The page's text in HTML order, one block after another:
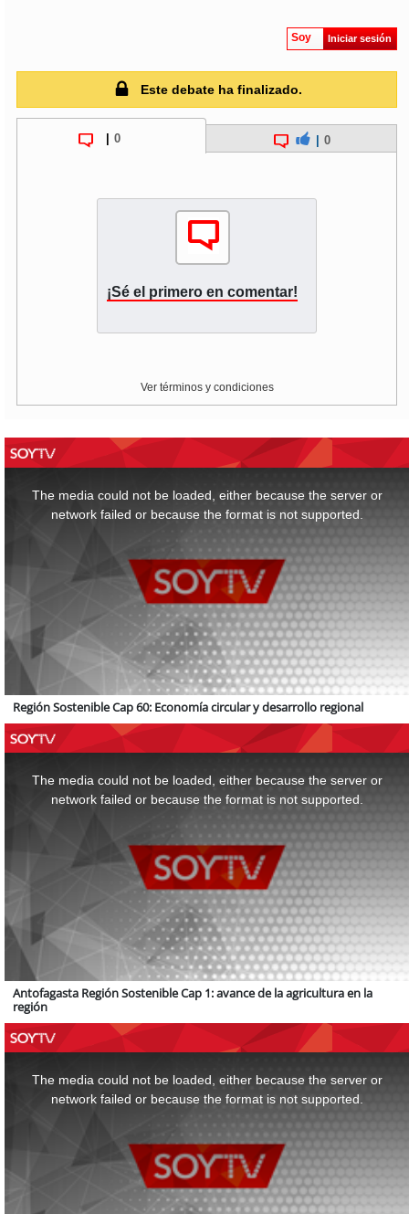
Soy Iniciar sesión
Este debate ha finalizado.
0 0
¡Sé el primero en comentar!
Ver términos y condiciones
The media could not be loaded, either because the server or
network failed or because the format is not supported.
Región Sostenible Cap 60: Economía circular y desarrollo regional
The media could not be loaded, either because the server or
network failed or because the format is not supported.
Antofagasta Región Sostenible Cap 1: avance de la agricultura en la
región
The media could not be loaded, either because the server or
network failed or because the format is not supported.